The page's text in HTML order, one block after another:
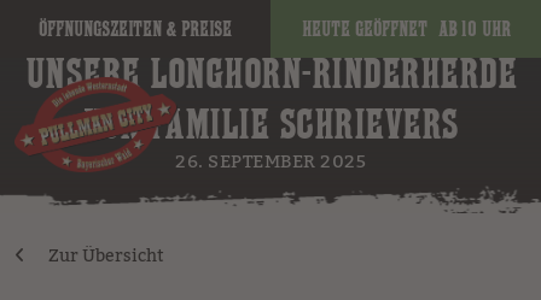
Öffnungszeiten & Preise Heute geöffnet ab 10 Uhr
UNSERE LONGHORN-RINDERHERDE
VON FAMILIE SCHRIEVERS
26. SEPTEMBER 2025
Zur Übersicht